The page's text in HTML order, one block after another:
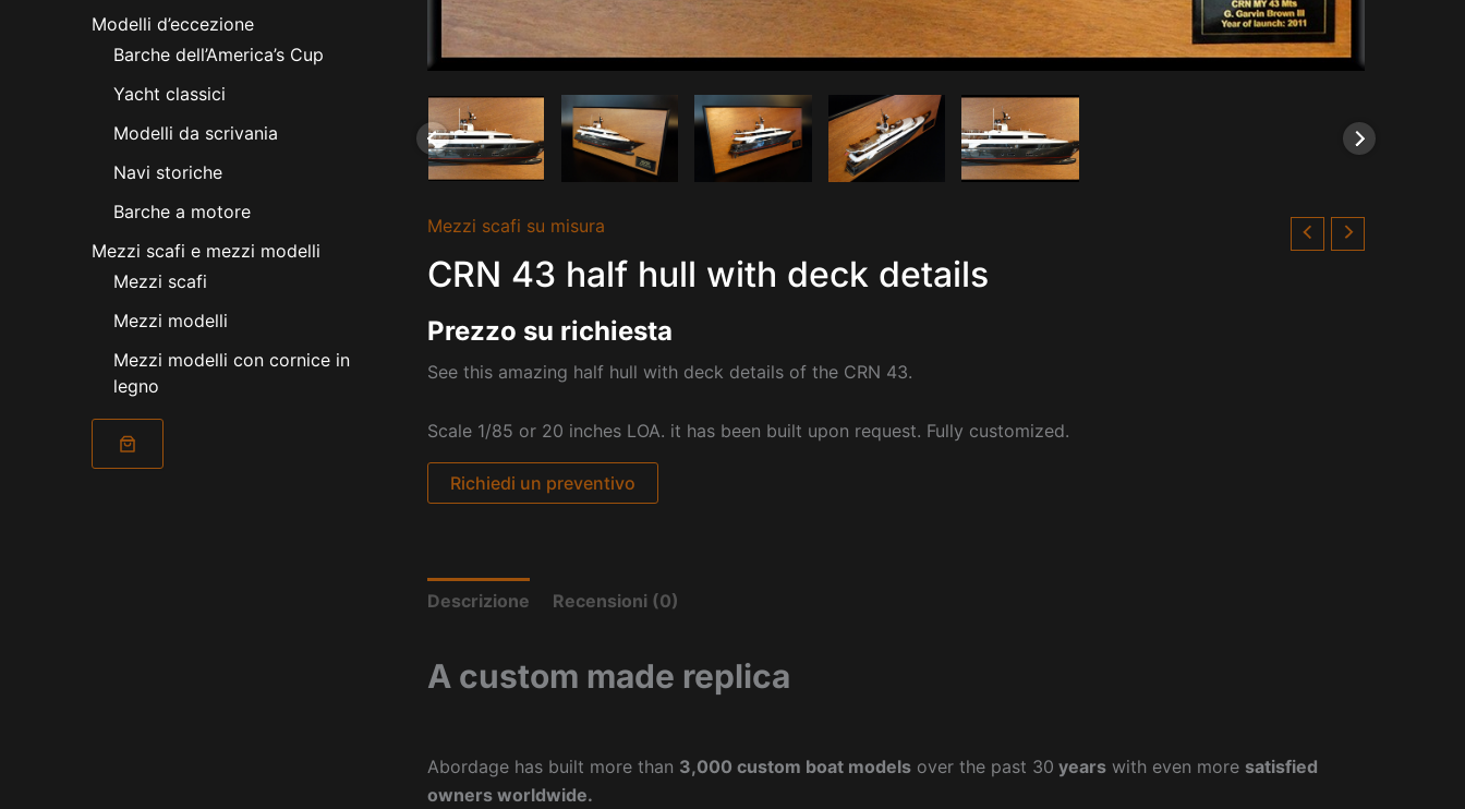
Modelli d’eccezione
Barche dell’America’s Cup
Yacht classici
Modelli da scrivania
Navi storiche
Barche a motore
Mezzi scafi e mezzi modelli
Mezzi scafi
Mezzi modelli
Mezzi modelli con cornice in
legno
Mezzi scafi su misura
CRN 43 half hull with deck details
Prezzo su richiesta
See this amazing half hull with deck details of the CRN 43.
Scale 1/85 or 20 inches LOA. it has been built upon request. Fully customized.
Richiedi un preventivo
Descrizione Recensioni (0)
A custom made replica
Abordage has built more than 3,000 custom boat models over the past 30 years with even more satisfied
owners worldwide.